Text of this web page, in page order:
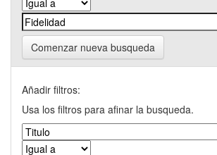
Comenzar nueva busqueda
Añadir filtros:
Usa los filtros para afinar la busqueda.